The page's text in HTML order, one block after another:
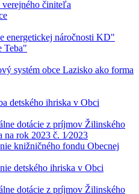
činiteľa
energetickej náročnosti KD"
Teba"
systém obce Lazisko ako forma
detského ihriska v Obci
dotácie z príjmov Žilinského
na rok 2023 č. 1⁄2023
knižničného fondu Obecnej
detského ihriska v Obci
dotácie z príjmov Žilinského